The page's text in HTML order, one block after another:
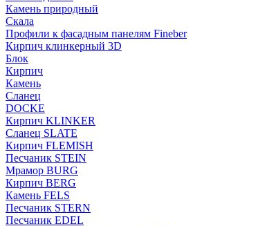
Камень природный
Скала
Профили к фасадным панелям Fineber
Кирпич клинкерный 3D
Блок
Кирпич
Камень
Сланец
DOCKE
Кирпич KLINKER
Сланец SLATE
Кирпич FLEMISH
Пес­ча­ник STEIN
Мрамор BURG
Кирпич BERG
Камень FELS
Пес­ча­ник STERN
Пес­ча­ник EDEL